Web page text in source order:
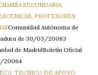
SECUNDARIA,
PROFESORES
Comunidad Autónoma de
de 30/03/20063
de MadridBoletín Oficial
20064
TECNICO DE APOYO